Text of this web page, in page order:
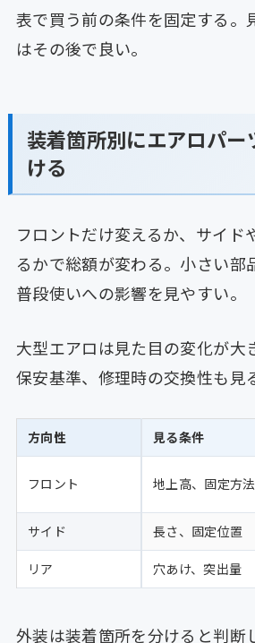
表で買う前の条件を固定する。
はその後で良い。
装着箇所別にエアロパー
ける
フロントだけ変えるか、サイド
るかで総額が変わる。小さい部
普段使いへの影響を見やすい。
大型エアロは見た目の変化が大
保安基準、修理時の交換性も見
方向性 見る条件
フロント 地上高、固定方法
サイド 長さ、固定位置
リア 穴あけ、突出量
外装は装着箇所を分けると判断